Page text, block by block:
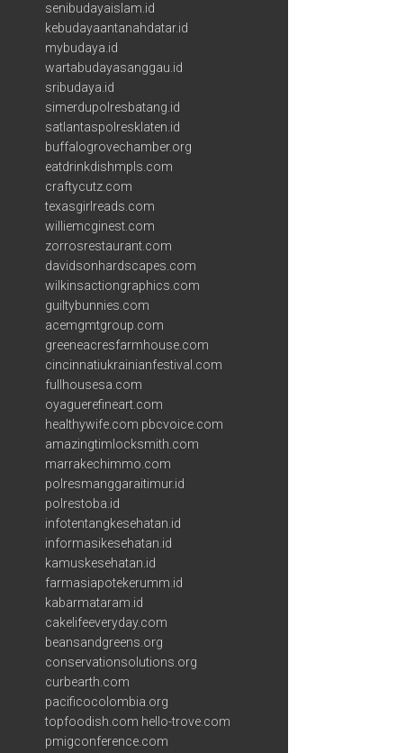
senibudayaislam.id
kebudayaantanahdatar.id
mybudaya.id
wartabudayasanggau.id
sribudaya.id
simerdupolresbatang.id
satlantaspolresklaten.id
buffalogrovechamber.org
eatdrinkdishmpls.com
craftycutz.com
texasgirlreads.com
williemcginest.com
zorrosrestaurant.com
davidsonhardscapes.com
wilkinsactiongraphics.com
guiltybunnies.com
acemgmtgroup.com
greeneacresfarmhouse.com
cincinnatiukrainianfestival.com
fullhousesa.com
oyaguerefineart.com
healthywife.com pbcvoice.com
amazingtimlocksmith.com
marrakechimmo.com
polresmanggaraitimur.id
polrestoba.id
infotentangkesehatan.id
informasikesehatan.id
kamuskesehatan.id
farmasiapotekerumm.id
kabarmataram.id
cakelifeeveryday.com
beansandgreens.org
conservationsolutions.org
curbearth.com
pacificocolombia.org
topfoodish.com hello-trove.com
pmigconference.com